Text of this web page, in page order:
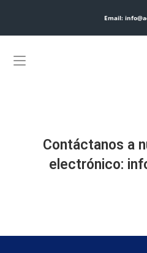
Email:
Contáctanos a
electrónico: